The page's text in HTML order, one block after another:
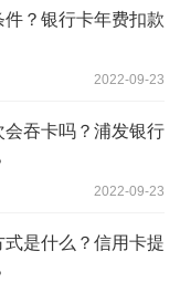
？银行卡年费扣款
2022-09-23
吞卡吗？浦发银行
2022-09-23
是什么？信用卡提